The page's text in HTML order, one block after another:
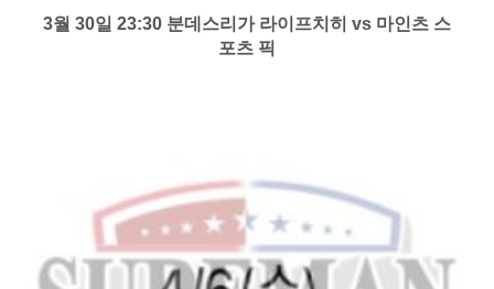
3월 30일 23:30 분데스리가 라이프치히 vs 마인츠 스
포츠 픽